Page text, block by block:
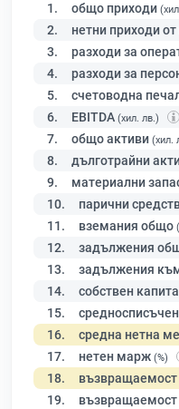
1. общо приходи
2. нетни приходи
3. разходи за
4. разходи за
5. счетоводна
6. EBITDA (хил. лв.)
7. общо активи (хил.
8. дълготрайни
9. материални
10. парични
11. вземания общо
12. задължения
13. задължения
14. собствен
15.
16. средна нетна
17. нетен марж (%)
18. възвращаемост
19. възвращаемост